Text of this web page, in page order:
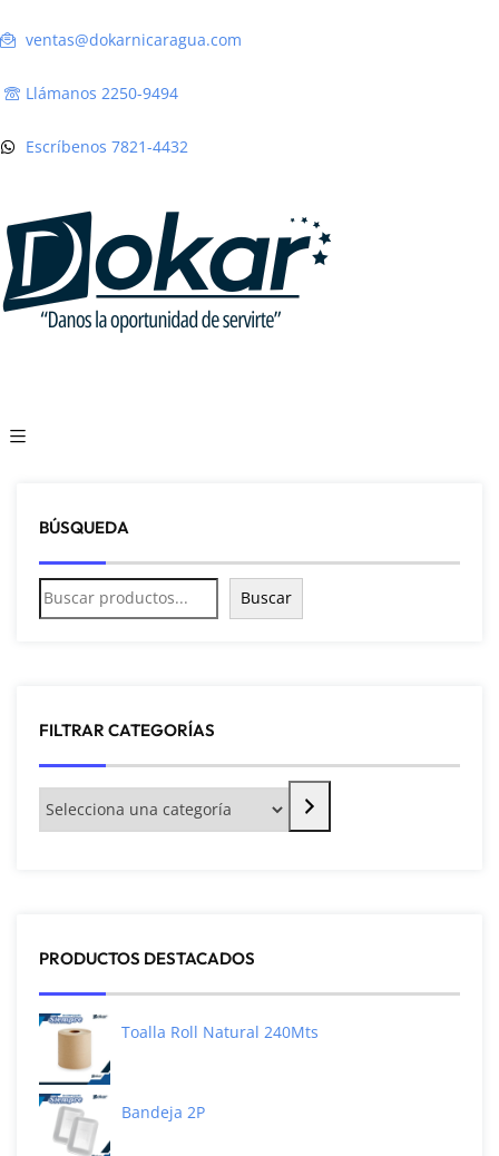
ventas@dokarnicaragua.com
Llámanos 2250-9494
Escríbenos 7821-4432
BÚSQUEDA
Buscar
FILTRAR CATEGORÍAS
PRODUCTOS DESTACADOS
Toalla Roll Natural 240Mts
Bandeja 2P